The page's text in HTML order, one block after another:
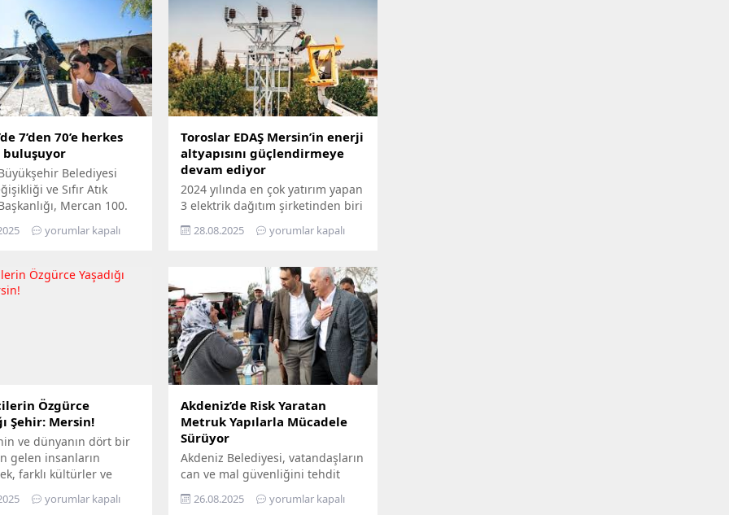
7’den 70’e herkes
Belediyesi
ve Sıfır Atık
Mercan 100.
Çevre Bilim Merkezi’ni
için bilimi
Hepimizin, Bilim Her
yola çıkan
yorumlar kapalı
Toroslar EDAŞ Mersin’in enerji
altyapısını güçlendirmeye
devam ediyor
2024 yılında en çok yatırım yapan
3 elektrik dağıtım şirketinden biri
olan Toroslar EDAŞ, 2025 yılının
ilk 6 ayında Türkiye’nin en
Mersin’de gerçekleştirdiği 381
milyon TL’yi aşan yatırımla, enerji
altyapısını bugünün ihtiyaçlarına
uygun biçimde yenilerken,
geleceğin artan taleplerine de
hazır hâle getiriyor Türkiye’nin
enerji dönüşümüne öncülük...
28.08.2025 yorumlar kapalı
Özgürce
Şehir: Mersin!
ve dünyanın dört bir
gelen insanların
farklı kültürler ve
bir arada kardeşçe ve
yaşadığı Mersin,
yorumlar kapalı
Akdeniz’de Risk Yaratan
Metruk Yapılarla Mücadele
Sürüyor
Akdeniz Belediyesi, vatandaşların
can ve mal güvenliğini tehdit
eden, yarattığı görsel kirliliğin
yanı sıra kimi zaman sosyal
26.08.2025 yorumlar kapalı